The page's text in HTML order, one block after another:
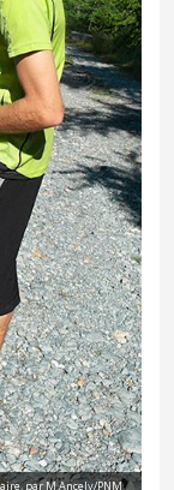
par M.Ancely/PNM